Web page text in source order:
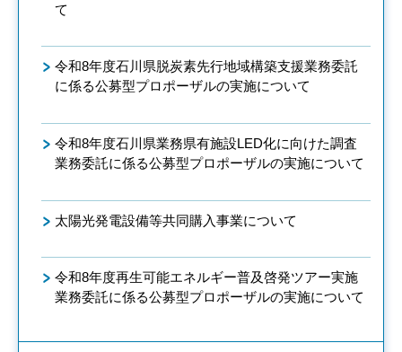
て
令和8年度石川県脱炭素先行地域構築支援業務委託
に係る公募型プロポーザルの実施について
令和8年度石川県業務県有施設LED化に向けた調査
業務委託に係る公募型プロポーザルの実施について
太陽光発電設備等共同購入事業について
令和8年度再生可能エネルギー普及啓発ツアー実施
業務委託に係る公募型プロポーザルの実施について